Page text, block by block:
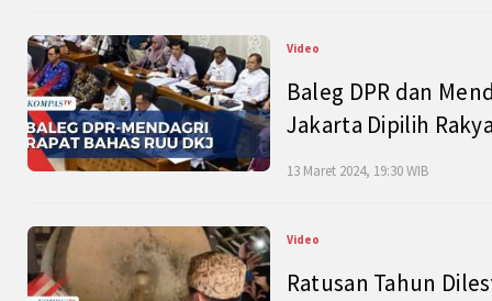
Video
Baleg DPR dan
Jakarta Dipilih
13 Maret 2024, 19:30 WIB
Video
Ratusan Tahun